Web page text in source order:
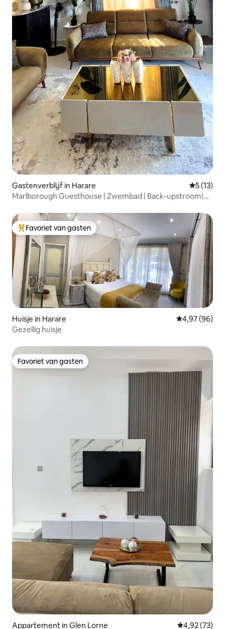
Gastenverblijf in Harare
5 (13)
Marlborough Guesthouse | Zwembad | Back-upstroom|
Topfavoriet van gasten
Favoriet van gasten
Huisje in Harare Gemiddelde
4,97 (96)
Gezellig huisje
Favoriet van gasten
Favoriet van gasten
Appartement in Glen Lorne Gemiddelde
4,92 (73)